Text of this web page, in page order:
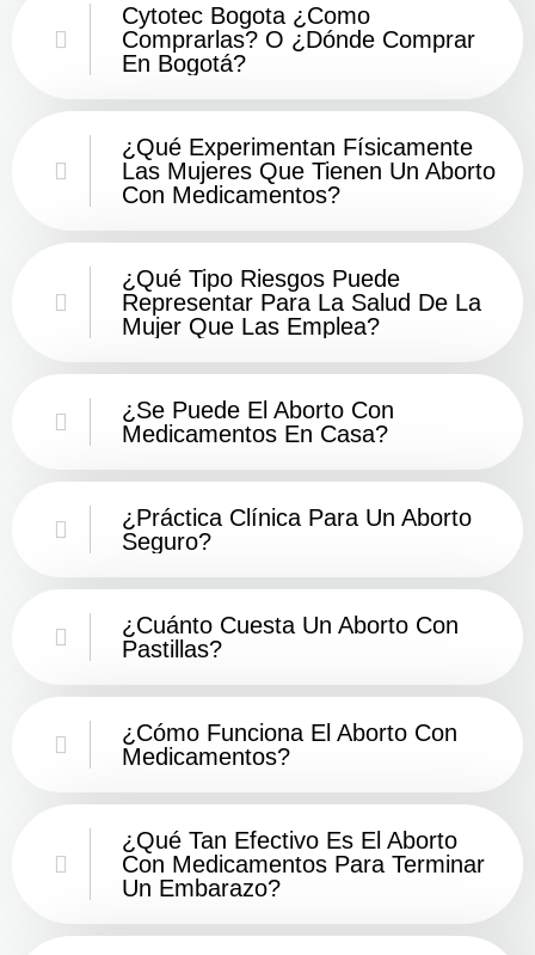
Cytotec Bogota ¿Como
Comprarlas? O ¿Dónde Comprar
En Bogotá?
¿Qué Experimentan Físicamente
Las Mujeres Que Tienen Un Aborto
Con Medicamentos?
¿Qué Tipo Riesgos Puede
Representar Para La Salud De La
Mujer Que Las Emplea?
¿Se Puede El Aborto Con
Medicamentos En Casa?
¿Práctica Clínica Para Un Aborto
Seguro?
¿Cuánto Cuesta Un Aborto Con
Pastillas?
¿Cómo Funciona El Aborto Con
Medicamentos?
¿Qué Tan Efectivo Es El Aborto
Con Medicamentos Para Terminar
Un Embarazo?